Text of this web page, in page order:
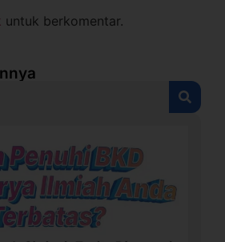
untuk berkomentar.